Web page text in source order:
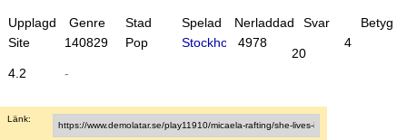
Upplagd Genre Stad Spelad Nerladdad Svar
Betyg
Site
140829 Pop Stockholm4978
20
4
4.2 -
Länk: